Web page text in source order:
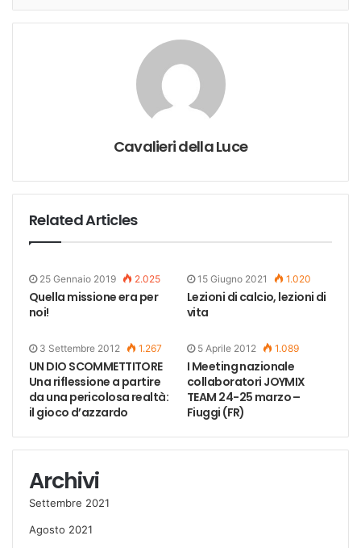
Cavalieri della Luce
Related Articles
25 Gennaio 2019 2.025
Quella missione era per
noi!
15 Giugno 2021 1.020
Lezioni di calcio, lezioni di
vita
3 Settembre 2012 1.267
UN DIO SCOMMETTITORE
Una riflessione a partire
da una pericolosa realtà:
il gioco d’azzardo
5 Aprile 2012 1.089
I Meeting nazionale
collaboratori JOYMIX
TEAM 24-25 marzo –
Fiuggi (FR)
Archivi
Settembre 2021
Agosto 2021